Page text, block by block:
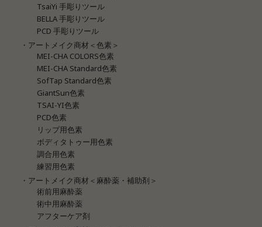
TsaiYi 手彫りツール
BELLA 手彫りツール
PCD 手彫りツール
・アートメイク商材＜色素＞
MEI-CHA COLORS色素
MEI-CHA Standard色素
SofTap Standard色素
GiantSun色素
TSAI-YI色素
PCD色素
リップ用色素
ボディタトゥー用色素
調合用色素
練習用色素
・アートメイク商材＜麻酔薬・補助剤＞
術前用麻酔薬
術中用麻酔薬
アフターケア剤